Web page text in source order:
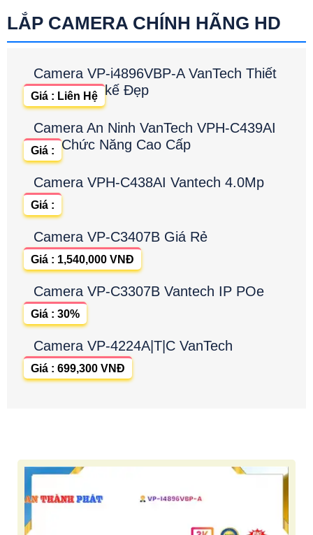
LẮP CAMERA CHÍNH HÃNG HD
Camera VP-i4896VBP-A VanTech Thiết
kế Đẹp
Giá : Liên Hệ
Camera An Ninh VanTech VPH-C439AI
Chức Năng Cao Cấp
Giá :
Camera VPH-C438AI Vantech 4.0Mp
Giá :
Camera VP-C3407B Giá Rẻ
Giá : 1,540,000 VNĐ
Camera VP-C3307B Vantech IP POe
Giá : 30%
Camera VP-4224A|T|C VanTech
Giá : 699,300 VNĐ